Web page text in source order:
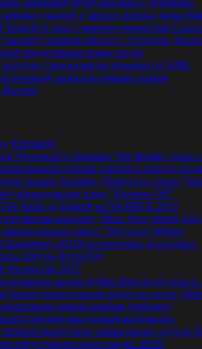
участие в записи нового трека
Tengri# в лице главного режиссера
запишут альбом вместе с Элтоном
представили новое видео
специальную премию от NME
Peppers# записали новый альбом
Bowie#
Kilmister#
Леннона# и барабан The Beatles ушли
новый альбом и новую
тв-шоу Saturday Night Live спели
обнародовали клип “Pressure Off”
Spirit of Tengri# на WOMEX 2015
фильм-концерт “Blur: New World
сингл “The Love Within”
2016# разлетелись за полчаса
#Хуун-Хуур-Ту#
Казахстан 2015
акции #«Мы Вместе»# (сель
Sons# презентовали видео на песю
новый альбом (трейлер)
презентовал новый видеоклип
выпустили лирик-видео спустя
представили новое видео 20/20